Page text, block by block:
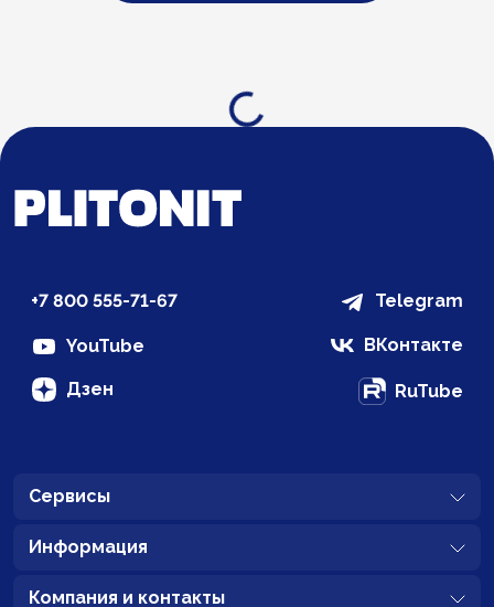
Загрузка...
+7 800 555-71-67 Telegram
YouTube ВКонтакте
Дзен RuTube
Сервисы
Информация
Компания и контакты